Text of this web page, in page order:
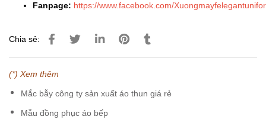
Fanpage: https://www.facebook.com/
Chia sẻ:
(*) Xem thêm
Mắc bẫy công ty sản xuất áo thun giá rẻ
Mẫu đồng phục áo bếp